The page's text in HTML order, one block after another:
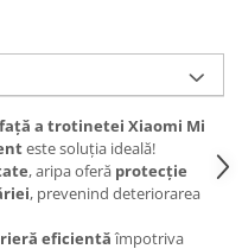
a trotinetei Xiaomi Mi
este soluția ideală!
, aripa oferă protecție
, prevenind deteriorarea
eficientăîmpotriva